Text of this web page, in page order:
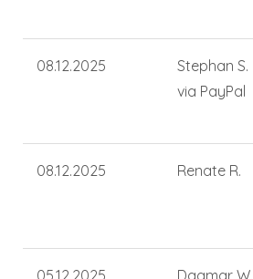
08.12.2025
Stephan S.
via PayPal
08.12.2025 Renate R.
05.12.2025 Dagmar W.